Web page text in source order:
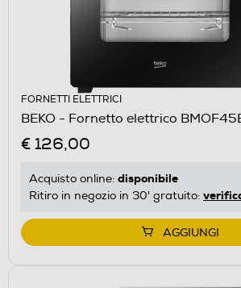
FORNETTI ELETTRICI
BEKO - Fornetto elettrico
€ 126,00
Acquisto online: disponibile
Ritiro in negozio in 30' gratuito:
AGGIUNGI